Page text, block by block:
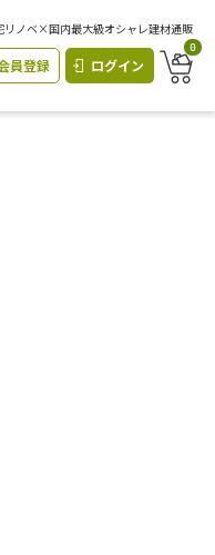
リノベ×国内最大級オシャレ建材通販
員登録 ログイン
0